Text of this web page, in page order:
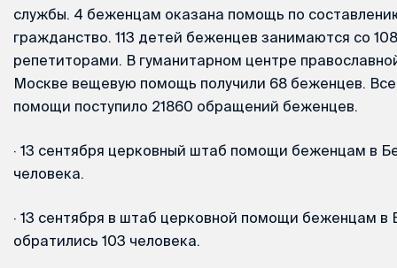
службы. 4 беженцам оказана помощь по
гражданство. 113 детей беженцев занимаются со
репетиторами. В гуманитарном центре
Москве вещевую помощь получили 68 беженцев.
помощи поступило 21860 обращений беженцев.
· 13 сентября церковный штаб помощи беженцам в
человека.
· 13 сентября в штаб церковной помощи беженцам в
обратились 103 человека.